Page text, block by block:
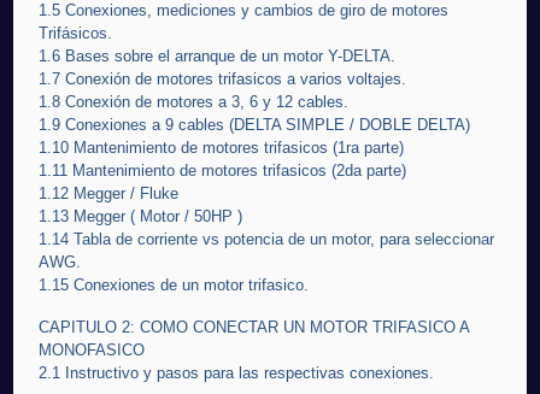
1.5 Conexiones, mediciones y cambios de giro de motores
Trifásicos.
1.6 Bases sobre el arranque de un motor Y-DELTA.
1.7 Conexión de motores trifasicos a varios voltajes.
1.8 Conexión de motores a 3, 6 y 12 cables.
1.9 Conexiones a 9 cables (DELTA SIMPLE / DOBLE DELTA)
1.10 Mantenimiento de motores trifasicos (1ra parte)
1.11 Mantenimiento de motores trifasicos (2da parte)
1.12 Megger / Fluke
1.13 Megger ( Motor / 50HP )
1.14 Tabla de corriente vs potencia de un motor, para seleccionar
AWG.
1.15 Conexiones de un motor trifasico.
CAPITULO 2: COMO CONECTAR UN MOTOR TRIFASICO A
MONOFASICO
2.1 Instructivo y pasos para las respectivas conexiones.